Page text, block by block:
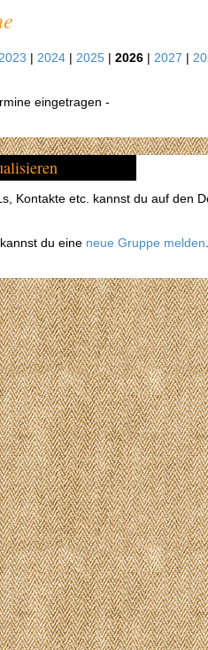
2023 | 2024 | 2025 | 2026 | 2027 |
eingetragen -
Kontakte etc. kannst du auf den
du eine neue Gruppe melden